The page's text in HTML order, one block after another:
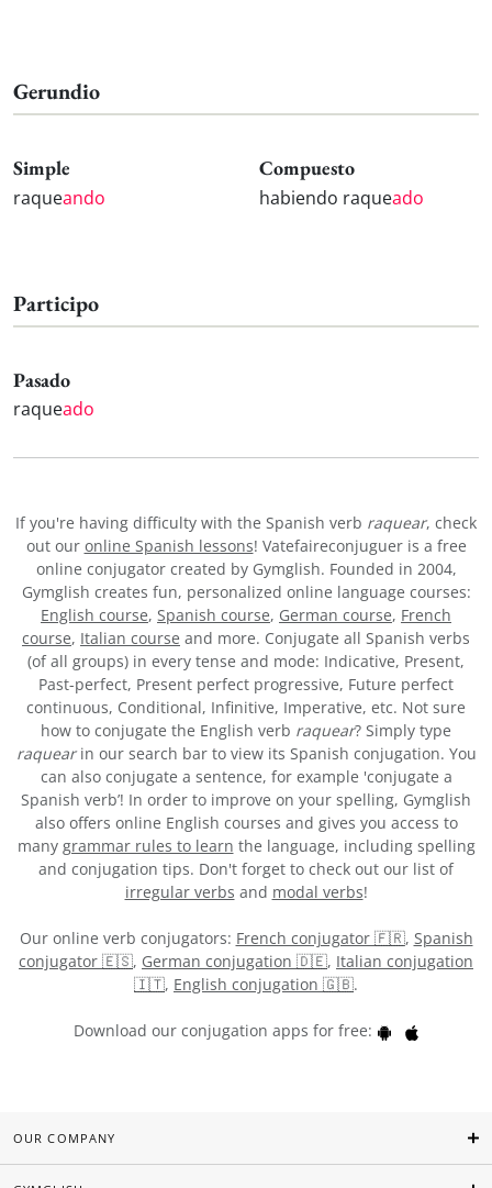
Gerundio
Simple
raqueando
Compuesto
habiendo raqueado
Participo
Pasado
raqueado
If you're having difficulty with the Spanish verb raquear, check
out our online Spanish lessons! Vatefaireconjuguer is a free
online conjugator created by Gymglish. Founded in 2004,
Gymglish creates fun, personalized online language courses:
English course, Spanish course, German course, French
course, Italian course and more. Conjugate all Spanish verbs
(of all groups) in every tense and mode: Indicative, Present,
Past-perfect, Present perfect progressive, Future perfect
continuous, Conditional, Infinitive, Imperative, etc. Not sure
how to conjugate the English verb raquear? Simply type
raquearin our search bar to view its Spanish conjugation. You
can also conjugate a sentence, for example 'conjugate a
Spanish verb’! In order to improve on your spelling, Gymglish
also offers online English courses and gives you access to
many grammar rules to learn the language, including spelling
and conjugation tips. Don't forget to check out our list of
irregular verbs and modal verbs!
Our online verb conjugators: French conjugator 🇫🇷, Spanish
conjugator 🇪🇸, German conjugation 🇩🇪, Italian conjugation
🇮🇹, English conjugation 🇬🇧.
Download our conjugation apps for free:
OUR COMPANY